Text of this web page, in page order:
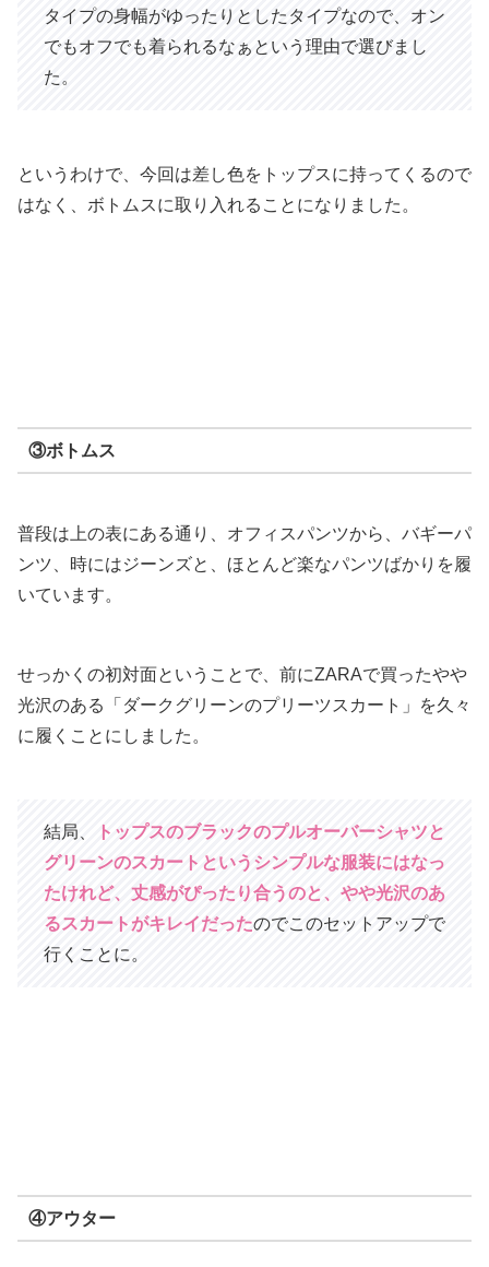
タイプの身幅がゆったりとしたタイプなので、オン
でもオフでも着られるなぁという理由で選びまし
た。
というわけで、今回は差し色をトップスに持ってくるので
はなく、ボトムスに取り入れることになりました。
③ボトムス
普段は上の表にある通り、オフィスパンツから、バギーパ
ンツ、時にはジーンズと、ほとんど楽なパンツばかりを履
いています。
せっかくの初対面ということで、前にZARAで買ったやや
光沢のある「ダークグリーンのプリーツスカート」を久々
に履くことにしました。
結局、
トップスのブラックのプルオーバーシャツと
グリーンのスカートというシンプルな服装にはなっ
たけれど、丈感がぴったり合うのと、 やや光沢のあ
るスカートがキレイだったのでこのセットアップで
行くことに。
④アウター